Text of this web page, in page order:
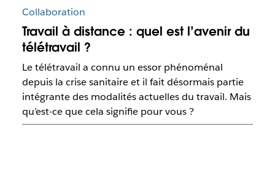
Collaboration
Travail à distance : quel est l’avenir du
télétravail ?
Le télétravail a connu un essor phénoménal
depuis la crise sanitaire et il fait désormais partie
intégrante des modalités actuelles du travail. Mais
qu’est-ce que cela signifie pour vous ?